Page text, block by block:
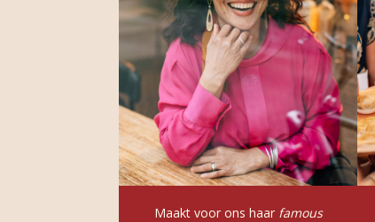
Maakt voor ons haar famous